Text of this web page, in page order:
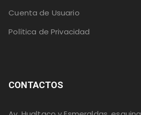
Cuenta de Usuario
Política de Privacidad
CONTACTOS